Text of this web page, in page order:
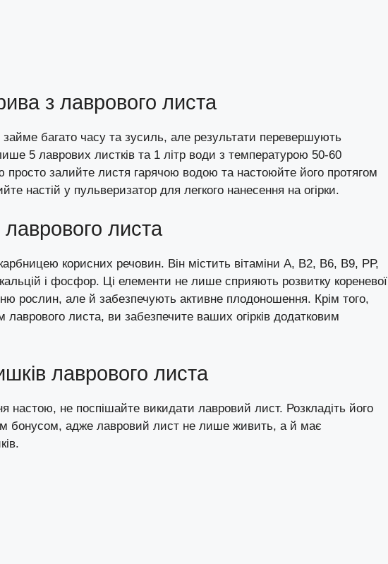
з лаврового листа
багато часу та зусиль, але результати перевершують
5 лаврових листків та 1 літр води з температурою 50-60
просто залийте листя гарячою водою та настоюйте його протягом
настій у пульверизатор для легкого нанесення на огірки.
листа
корисних речовин. Він містить вітаміни А, В2, В6, В9, РР,
кальцій і фосфор. Ці елементи не лише сприяють розвитку кореневої
рослин, але й забезпечують активне плодоношення. Крім того,
листа, ви забезпечите ваших огірків додатковим
лаврового листа
настою, не поспішайте викидати лавровий лист. Розкладіть його
бонусом, адже лавровий лист не лише живить, а й має